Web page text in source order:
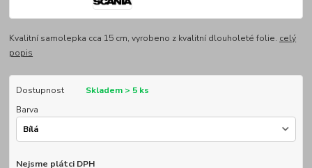
Kvalitní samolepka cca 15 cm, vyrobeno z kvalitní dlouholeté folie. celý
popis
Dostupnost
Skladem > 5 ks
Barva
Nejsme plátci DPH